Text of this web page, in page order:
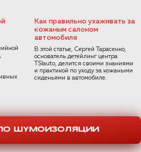
Как правильно ухаживать за
кожаным салоном
автомобиля
В этой статье, Сергей Тарасенко,
основатель детейлинг центра
TSIauto, делится своими знаниями
и практикой по уходу за кожаными
сиденьями в автомобиле.
ШУМОИЗОЛЯЦИИ